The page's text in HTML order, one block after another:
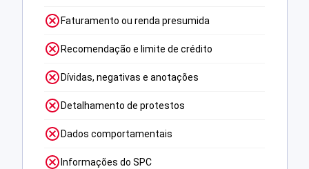
Faturamento ou renda presumida
Recomendação e limite de crédito
Dívidas, negativas e anotações
Detalhamento de protestos
Dados comportamentais
Informações do SPC